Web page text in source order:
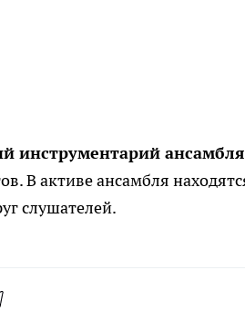
инструментарий ансамбля
В активе ансамбля
слушателей.